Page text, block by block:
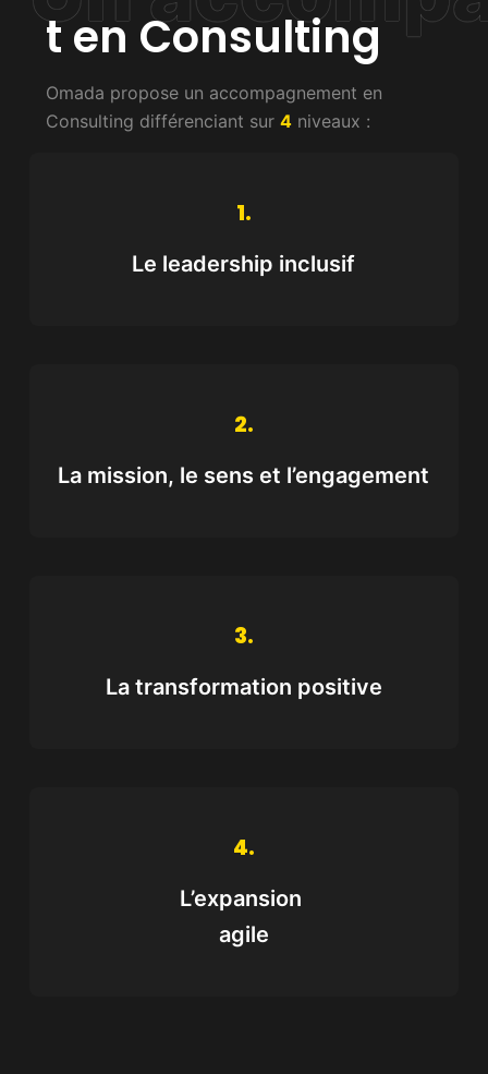
t en Consulting
Omada propose un accompagnement en
Consulting différenciant sur 4niveaux :
1.
Le leadership inclusif
2.
La mission, le sens et l’engagement
3.
La transformation positive
4.
L’expansion
agile